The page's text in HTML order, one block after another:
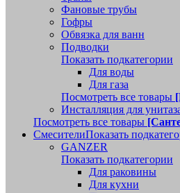
Фановые трубы
Гофры
Обвязка для ванн
Подводки
Показать подкатегории
Для воды
Для газа
Посмотреть все товары
Инсталляция для
Посмотреть все товары
СмесителиПоказать
GANZER
Показать подкатегории
Для раковины
Для кухни